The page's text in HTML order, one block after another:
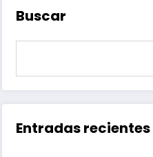
Buscar
Entradas recientes